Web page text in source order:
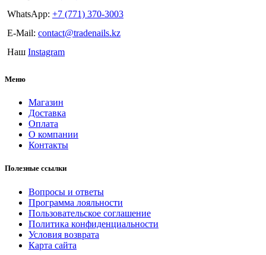
WhatsApp: +7 (771) 370-3003
E-Mail: contact@tradenails.kz
Наш Instagram
Меню
Магазин
Доставка
Оплата
О компании
Контакты
Полезные ссылки
Вопросы и ответы
Программа лояльности
Пользовательское соглашение
Политика конфиденциальности
Условия возврата
Карта сайта